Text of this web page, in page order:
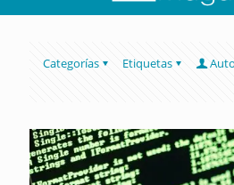
Categorías Etiquetas